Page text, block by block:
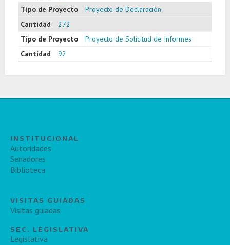
Proyecto de Declaración
272
Proyecto de Solicitud de Informes
92
INSTITUCIONAL
Autoridades
Senadores
Biblioteca
VISITAS GUIADAS
Visitas guiadas
SEC. LEGISLATIVA
Legislativa